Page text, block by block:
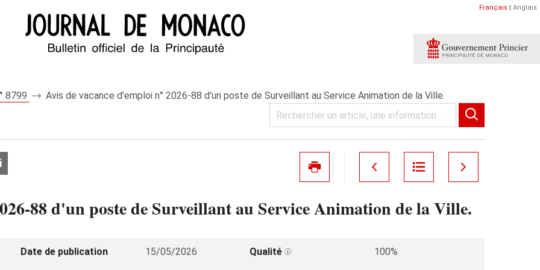
Français | Anglais
8799 Avis de vacance d'emploi n° 2026‑88 d'un poste de Surveillant au Service Animation de la Ville.
d'un poste de Surveillant au Service Animation de la Ville.
Date de publication 15/05/2026 Qualité 100%